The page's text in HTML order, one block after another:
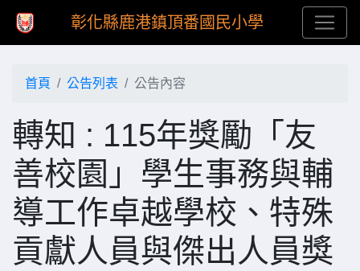
彰化縣鹿港鎮頂番國民小學
首頁 公告列表 公告內容
轉知 : 115年獎勵「友
善校園」學生事務與輔
導工作卓越學校、特殊
貢獻人員與傑出人員獎